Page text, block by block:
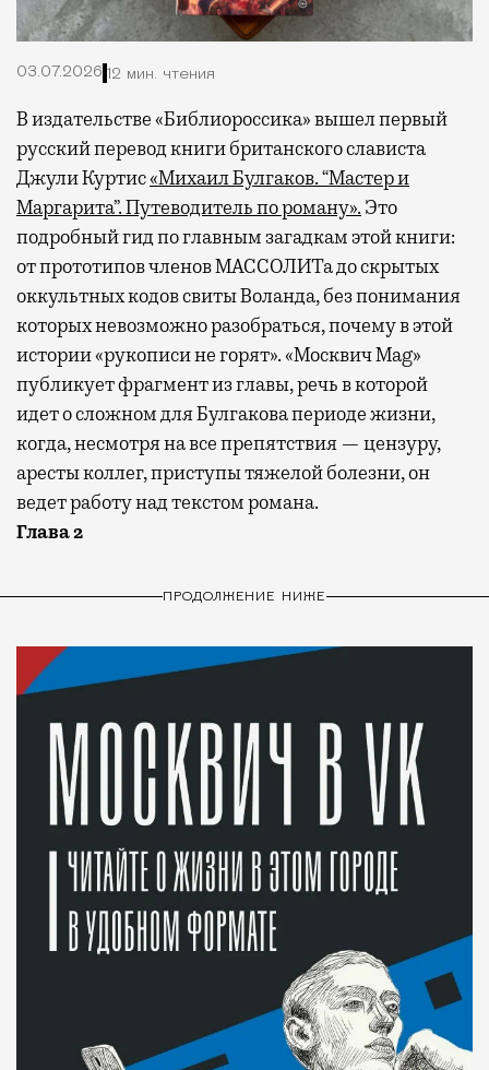
03.07.2026 12 мин. чтения
В издательстве «Библиороссика» вышел первый
русский перевод книги британского слависта
Джули Куртис«Михаил Булгаков. “Мастер и
Маргарита”. Путеводитель по роману». Это
подробный гид по главным загадкам этой книги:
от прототипов членов МАССОЛИТа до скрытых
оккультных кодов свиты Воланда, без понимания
которых невозможно разобраться, почему в этой
истории «рукописи не горят». «Москвич Mag»
публикует фрагмент из главы, речь в которой
идет о сложном для Булгакова периоде жизни,
когда, несмотря на все препятствия — цензуру,
аресты коллег, приступы тяжелой болезни, он
ведет работу над текстом романа.
Глава 2
ПРОДОЛЖЕНИЕ НИЖЕ